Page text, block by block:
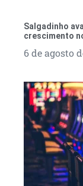
Salgadinho
crescimento
6 de agosto